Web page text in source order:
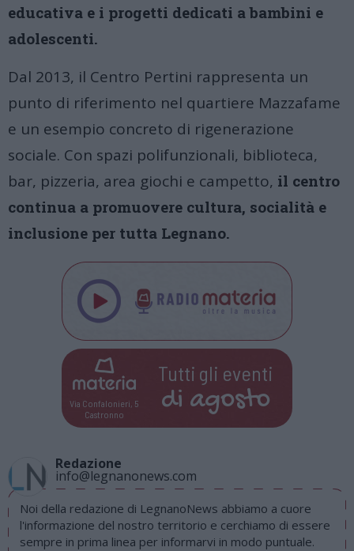
educativa e i progetti dedicati a bambini e
adolescenti.
Dal 2013, il Centro Pertini rappresenta un
punto di riferimento nel quartiere Mazzafame
e un esempio concreto di rigenerazione
sociale. Con spazi polifunzionali, biblioteca,
bar, pizzeria, area giochi e campetto, il centro
continua a promuovere cultura, socialità e
inclusione per tutta Legnano.
Via Confalonieri, 5
Castronno
Tutti gli eventi
di agosto
Redazione
info@legnanonews.com
Noi della redazione di LegnanoNews abbiamo a cuore
l'informazione del nostro territorio e cerchiamo di essere
sempre in prima linea per informarvi in modo puntuale.